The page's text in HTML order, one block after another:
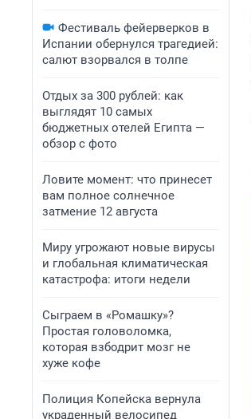
Фестиваль фейерверков в
Испании обернулся трагедией:
салют взорвался в толпе
Отдых за 300 рублей: как
выглядят 10 самых
бюджетных отелей Египта —
обзор с фото
Ловите момент: что принесет
вам полное солнечное
затмение 12 августа
Миру угрожают новые вирусы
и глобальная климатическая
катастрофа: итоги недели
Сыграем в «Ромашку»?
Простая головоломка,
которая взбодрит мозг не
хуже кофе
Полиция Копейска вернула
украденный велосипед